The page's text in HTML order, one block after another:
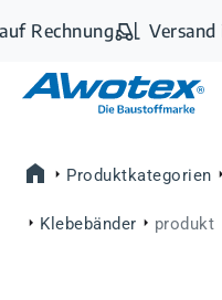
Zum Hauptinhalt springen
Rechnung Versand
Produktkategorien
Klebebänder produkt